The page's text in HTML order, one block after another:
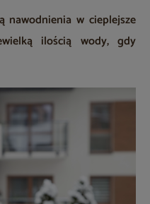
nawodnienia w cieplejsze
ilością wody, gdy